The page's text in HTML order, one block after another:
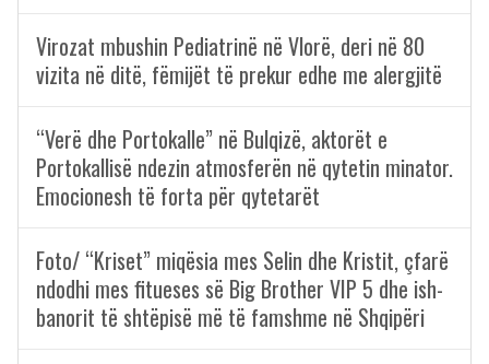
Virozat mbushin Pediatrinë në Vlorë, deri në 80
vizita në ditë, fëmijët të prekur edhe me alergjitë
“Verë dhe Portokalle” në Bulqizë, aktorët e
Portokallisë ndezin atmosferën në qytetin minator.
Emocionesh të forta për qytetarët
Foto/ “Kriset” miqësia mes Selin dhe Kristit, çfarë
ndodhi mes fitueses së Big Brother VIP 5 dhe ish-
banorit të shtëpisë më të famshme në Shqipëri